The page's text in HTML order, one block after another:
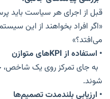
قبل از اجرای هر سیاست باید
«اگر افراد بخواهند از این
می‌افتد؟»
• استفاده از KPIهای متوازن
به جای تمرکز روی یک
شوند.
• ارزیابی بلندمدت تصمیم‌ها